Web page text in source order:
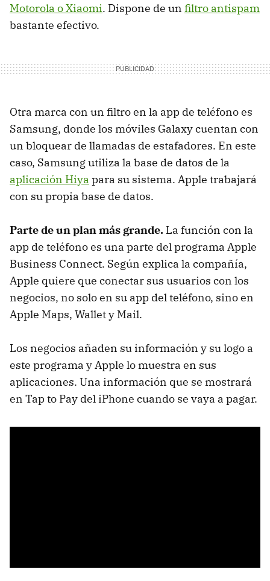
Motorola o Xiaomi. Dispone de un filtro antispam
bastante efectivo.
Otra marca con un filtro en la app de teléfono es
Samsung, donde los móviles Galaxy cuentan con
un bloquear de llamadas de estafadores. En este
caso, Samsung utiliza la base de datos de la
aplicación Hiya para su sistema. Apple trabajará
con su propia base de datos.
Parte de un plan más grande. La función con la
app de teléfono es una parte del programa Apple
Business Connect. Según explica la compañía,
Apple quiere que conectar sus usuarios con los
negocios, no solo en su app del teléfono, sino en
Apple Maps, Wallet y Mail.
Los negocios añaden su información y su logo a
este programa y Apple lo muestra en sus
aplicaciones. Una información que se mostrará
en Tap to Pay del iPhone cuando se vaya a pagar.